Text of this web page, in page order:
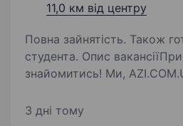
11,0 км від центру
Повна зайнятість. Також
студента. Опис вакансіїПривіт, давай
знайомитись! Ми,
Ми на ринку вже 8 років
3 дні тому